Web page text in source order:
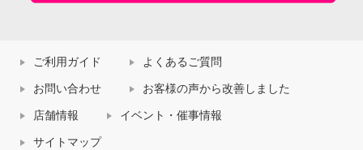
ご利用ガイド よくあるご質問
お問い合わせ お客様の声から改善しました
店舗情報 イベント・催事情報
サイトマップ